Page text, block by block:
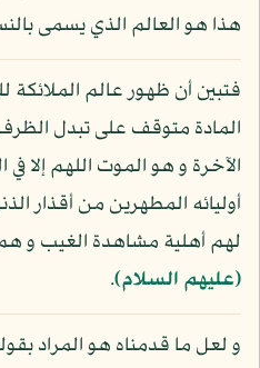
هذا هو العالم الذي يسمى
فتبين أن ظهور عالم الملائكة
المادة متوقف على تبدل الظرف
الآخرة و هو الموت اللهم إلا
أوليائه المطهرين من أقذار
لهم أهلية مشاهدة الغيب و هم
(عليهم السلام).
و لعل ما قدمناه هو المراد